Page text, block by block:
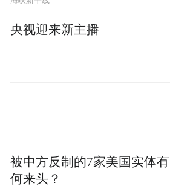
央视迎来新主播
被中方反制的7家美国实体有
何来头？